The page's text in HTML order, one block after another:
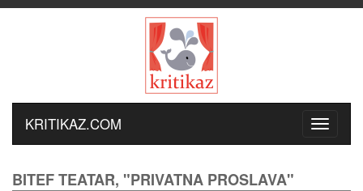
KRITIKAZ.COM
BITEF TEATAR, "PRIVATNA PROSLAVA"